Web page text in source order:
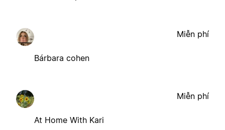
Bárbara cohen
Miễn phí
At Home With Kari
Miễn phí